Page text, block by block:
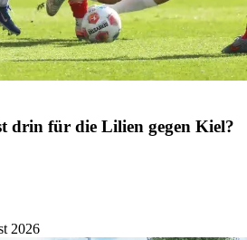
drin für die Lilien gegen Kiel?
2026